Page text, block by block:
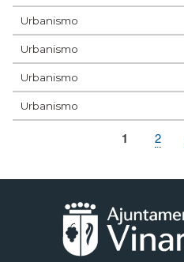
Urbanismo
Urbanismo
Urbanismo
Urbanismo
Página
1 Page
2